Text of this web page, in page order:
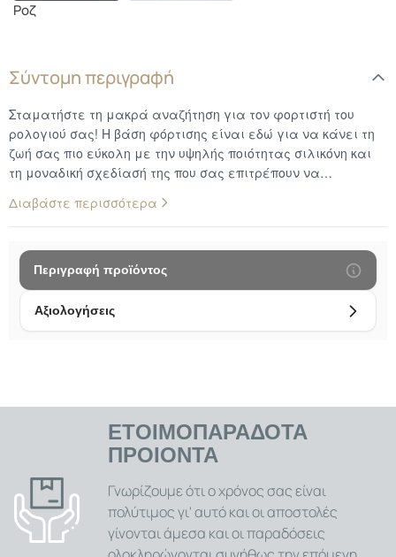
Σύντομη περιγραφή
Σταματήστε τη μακρά αναζήτηση για τον φορτιστή του
ρολογιού σας! Η βάση φόρτισης είναι εδώ για να κάνει τη
ζωή σας πιο εύκολη με την υψηλής ποιότητας σιλικόνη και
τη μοναδική σχεδίασή της που σας επιτρέπουν να
τη βάση φόρτισης σας σήμερα και αποκτήστε έναν πιο
έξυπνο και αποτελεσματικό τρόπο φόρτισης του ρολογιού
σας σε τρία υπέροχα χρώματα. Συμπεριλαμβάνεται ειδική
εσοχή μέσω της οποίας μπορείτε να περάσετε το καλώδιο
φόρτισης εσωτερικά της θήκης, ούτως ώστε να μην είναι
ορατό, να μη μπλέκεται και ταυτόχρονα να μη
προκαλούνται φθορές.
Διαβάστε περισσότερα
Περιγραφή προϊόντος
Αξιολογήσεις
Ροζ
ΕΤΟΙΜΟΠΑΡΑΔΟΤΑ
ΠΡΟΙΟΝΤΑ
Γνωρίζουμε ότι ο χρόνος σας είναι
πολύτιμος γι' αυτό και οι αποστολές
γίνονται άμεσα και οι παραδόσεις